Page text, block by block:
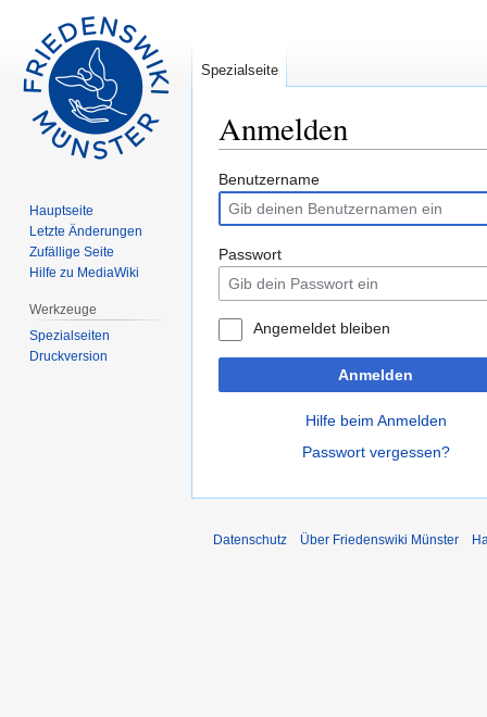
Anmelden
Zur
Navigation
springen
Zur
Suche
springen
Benutzername
Passwort
Angemeldet bleiben
Anmelden
Hilfe beim Anmelden
Passwort vergessen?
Spezialseite
Hauptseite
Letzte Änderungen
Zufällige Seite
Hilfe zu MediaWiki
Werkzeuge
Spezialseiten
Druckversion
Datenschutz Über Friedenswiki Münster